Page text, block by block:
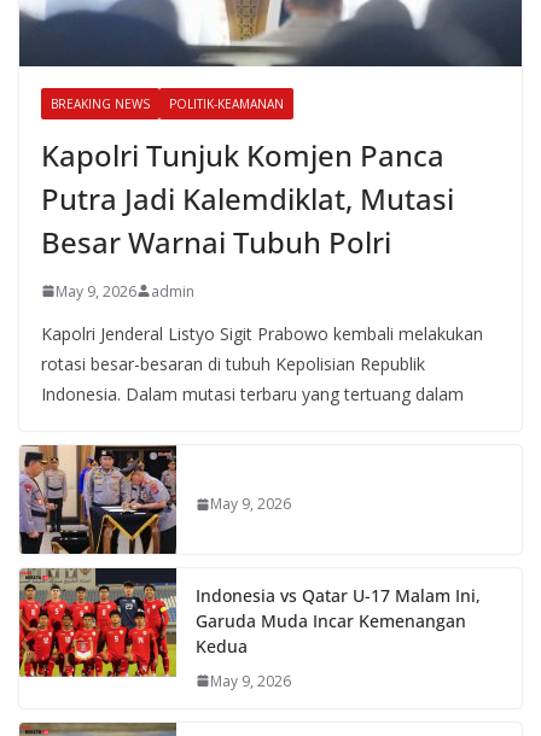
BREAKING NEWS POLITIK-KEAMANAN
Kapolri Tunjuk Komjen Panca
Putra Jadi Kalemdiklat, Mutasi
Besar Warnai Tubuh Polri
May 9, 2026 admin
Kapolri Jenderal Listyo Sigit Prabowo kembali melakukan
rotasi besar-besaran di tubuh Kepolisian Republik
Indonesia. Dalam mutasi terbaru yang tertuang dalam
May 9, 2026
Indonesia vs Qatar U-17 Malam Ini,
Garuda Muda Incar Kemenangan
Kedua
May 9, 2026